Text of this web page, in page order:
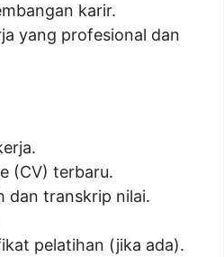
karir.
yang profesional dan
(CV) terbaru.
dan transkrip nilai.
pelatihan (jika ada).